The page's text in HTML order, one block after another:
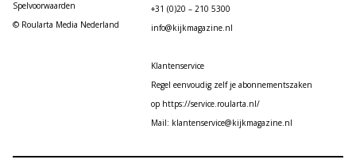
Spelvoorwaarden
© Roularta Media Nederland
+31 (0)20 – 210 5300
info@kijkmagazine.nl
Klantenservice
Regel eenvoudig zelf je abonnementszaken
op https://service.roularta.nl/
Mail: klantenservice@kijkmagazine.nl